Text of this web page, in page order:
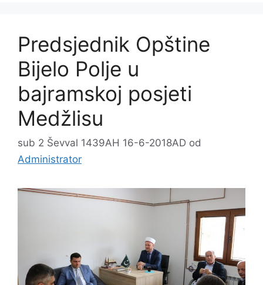
Predsjednik Opštine
Bijelo Polje u
bajramskoj posjeti
Medžlisu
sub 2 Ševval 1439AH 16-6-2018AD od
Administrator